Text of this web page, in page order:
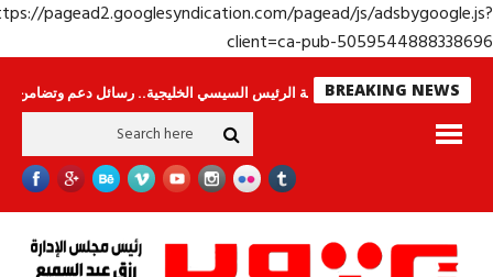
https://pagead2.googlesyndication.com/pagead/js/
client=ca-pub-
BREAKING NEWS
لا ينامون جولة الرئيس السيسي الخليجية.. رسائل دعم وتضامن للأشقاء